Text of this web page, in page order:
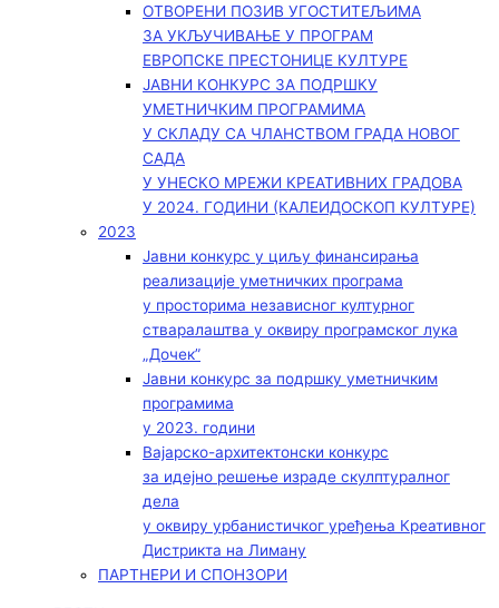
ОТВОРЕНИ ПОЗИВ УГОСТИТЕЉИМА
ЗА УКЉУЧИВАЊЕ У ПРОГРАМ
ЕВРОПСКЕ ПРЕСТОНИЦЕ КУЛТУРЕ
ЈАВНИ КОНКУРС ЗА ПОДРШКУ
УМЕТНИЧКИМ ПРОГРАМИМА
У СКЛАДУ СА ЧЛАНСТВОМ ГРАДА НОВОГ
САДА
У УНЕСКО МРЕЖИ КРЕАТИВНИХ ГРАДОВА
У 2024. ГОДИНИ (КАЛЕИДОСКОП КУЛТУРЕ)
2023
Јавни конкурс у циљу финансирања
реализације уметничких програма
у просторима независног културног
стваралаштва у оквиру програмског лука
„Дочек”
Јавни конкурс за подршку уметничким
програмима
у 2023. години
Вајарско-архитектонски конкурс
за идејно решење израде скулптуралног
дела
у оквиру урбанистичког уређења Креативног
Дистрикта на Лиману
ПАРТНЕРИ И СПОНЗОРИ